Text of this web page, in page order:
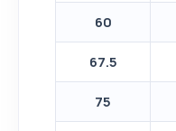
60
67.5
75